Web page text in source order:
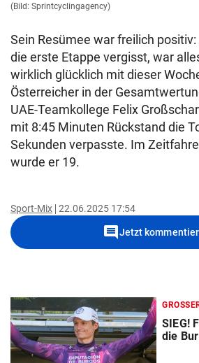
(Bild: Sprintcyclingagency)
Sein Resümee war freilich positiv:
die erste Etappe vergisst, war
wirklich glücklich mit dieser
Österreicher in der
UAE-Teamkollege Felix
mit 8:45 Minuten Rückstand die
Sekunden verpasste. Im
wurde er 19.
Sport-Mix 22.06.2025 17:54
commentJetzt
SIEG!
die